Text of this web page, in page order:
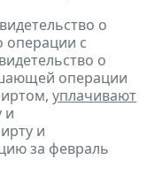
о
операции с
о
операции
уплачивают
и
и
за февраль